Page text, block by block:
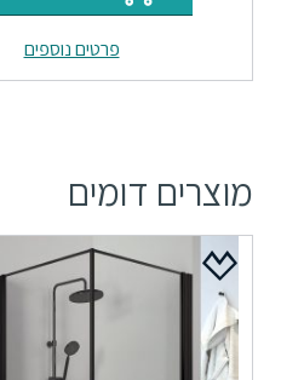
היה:
₪71.
פרטים נוספים
מוצרים דומים